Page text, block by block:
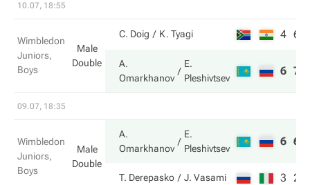
10.07, 18:55
Wimbledon
Juniors,
Boys
Male
Double
C. Doig K. Tyagi 4 6
A.
Omarkhanov
E.
Pleshivtsev
6 7
09.07, 18:35
Wimbledon
Juniors,
Boys
Male
Double
A.
Omarkhanov
E.
Pleshivtsev
6 6
T. Derepasko J. Vasami 3 2